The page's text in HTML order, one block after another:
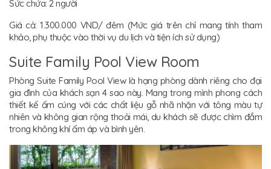
Sức chứa: 2 người
Giá cả: 1.300.000 VND/ đêm (Mức giá trên chỉ mang tính tham
khảo, phụ thuộc vào thời vụ du lịch và tiện ích sử dụng)
Suite Family Pool View Room
Phòng Suite Family Pool View là hạng phòng dành riêng cho đại
gia đình của khách sạn 4 sao này. Mang trong mình phong cách
thiết kế ấm cúng với các chất liệu gỗ nhã nhặn với tông màu tự
nhiên và không gian rộng thoải mái, du khách sẽ được chìm đắm
trong không khí ấm áp và bình yên.